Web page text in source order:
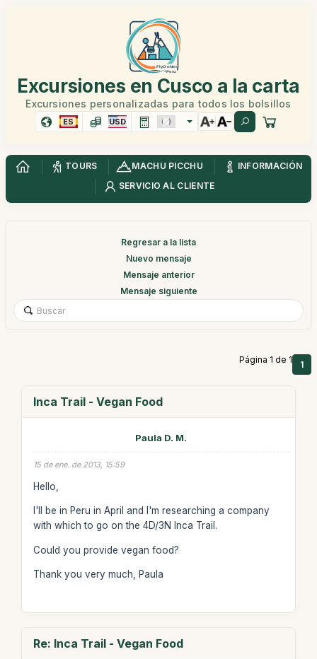
Excursiones en Cusco a la carta
Excursiones personalizadas para todos los bolsillos
ES USD
TOURS MACHU PICCHU
INFORMACIÓN
SERVICIO AL CLIENTE
Regresar a la lista
Nuevo mensaje
Mensaje anterior
Mensaje siguiente
Página 1 de 1 1
Inca Trail - Vegan Food
Paula D. M.
15 de ene. de 2013, 15:59
Hello,
I'll be in Peru in April and I'm researching a company
with which to go on the 4D/3N Inca Trail.
Could you provide vegan food?
Thank you very much, Paula
Re: Inca Trail - Vegan Food